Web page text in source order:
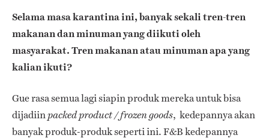
Selama masa karantina ini, banyak sekali tren-tren
makanan dan minuman yang diikuti oleh
masyarakat. Tren makanan atau minuman apa yang
kalian ikuti?
Gue rasa semua lagi siapin produk mereka untuk bisa
dijadiinpacked product / frozen goods, kedepannya akan
banyak produk-produk seperti ini. F&B kedepannya